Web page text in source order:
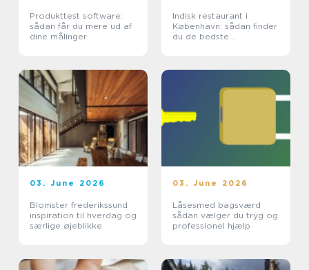
Produkttest software:
sådan får du mere ud af
dine målinger
Indisk restaurant i
København: sådan finder
du de bedste
03. June 2026
Blomster frederikssund
inspiration til hverdag og
særlige øjeblikke
03. June 2026
Låsesmed bagsværd
sådan vælger du tryg og
professionel hjælp